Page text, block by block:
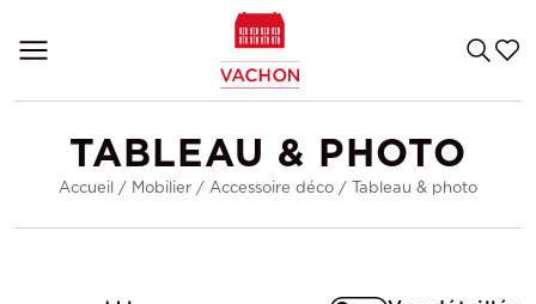
TABLEAU & PHOTO
Accueil / Mobilier / Accessoire déco / Tableau & photo